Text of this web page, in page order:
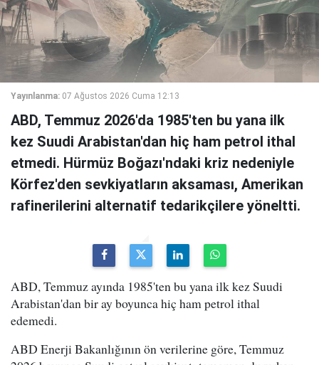
Yayınlanma: 07 Ağustos 2026 Cuma 12:13
ABD, Temmuz 2026'da 1985'ten bu yana ilk
kez Suudi Arabistan'dan hiç ham petrol ithal
etmedi. Hürmüz Boğazı'ndaki kriz nedeniyle
Körfez'den sevkiyatların aksaması, Amerikan
rafinerilerini alternatif tedarikçilere yöneltti.
ABD, Temmuz ayında 1985'ten bu yana ilk kez Suudi
Arabistan'dan bir ay boyunca hiç ham petrol ithal
edemedi.
ABD Enerji Bakanlığının ön verilerine göre, Temmuz